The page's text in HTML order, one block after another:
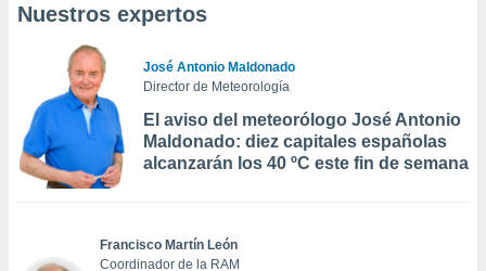
Nuestros expertos
José Antonio Maldonado
Director de Meteorología
El aviso del meteorólogo José Antonio
Maldonado: diez capitales españolas
alcanzarán los 40 ºC este fin de semana
Francisco Martín León
Coordinador de la RAM